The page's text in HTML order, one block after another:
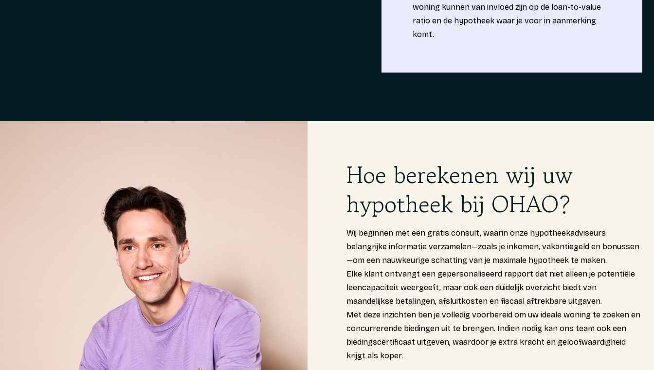
woning kunnen van invloed zijn op de loan-to-value
ratio en de hypotheek waar je voor in aanmerking
komt.
Hoe berekenen wij uw
hypotheek bij OHAO?
Wij beginnen met een gratis consult, waarin onze hypotheekadviseurs
belangrijke informatie verzamelen—zoals je inkomen, vakantiegeld en bonussen
—om een nauwkeurige schatting van je maximale hypotheek te maken.
Elke klant ontvangt een gepersonaliseerd rapport dat niet alleen je potentiële
leencapaciteit weergeeft, maar ook een duidelijk overzicht biedt van
maandelijkse betalingen, afsluitkosten en fiscaal aftrekbare uitgaven.
Met deze inzichten ben je volledig voorbereid om uw ideale woning te zoeken en
concurrerende biedingen uit te brengen. Indien nodig kan ons team ook een
biedingscertificaat uitgeven, waardoor je extra kracht en geloofwaardigheid
krijgt als koper.